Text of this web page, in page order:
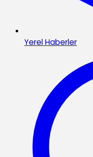
Yerel Haberler